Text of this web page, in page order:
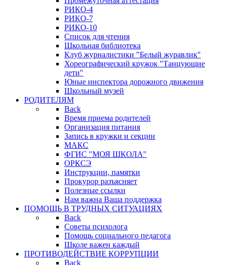
РИКО-4
РИКО-7
РИКО-10
Список для чтения
Школьная библиотека
Клуб журналистики "Белый журавлик"
Хореографический кружок "Танцующие
дети"
Юные инспектора дорожного движения
Школьный музей
РОДИТЕЛЯМ
Back
Время приема родителей
Организация питания
Запись в кружки и секции
МАКС
ФГИС "МОЯ ШКОЛА"
ОРКСЭ
Инструкции, памятки
Прокурор разъясняет
Полезные ссылки
Нам важна Ваша поддержка
ПОМОЩЬ В ТРУДНЫХ СИТУАЦИЯХ
Back
Советы психолога
Помощь социального педагога
Школе важен каждый
ПРОТИВОДЕЙСТВИЕ КОРРУПЦИИ
Back